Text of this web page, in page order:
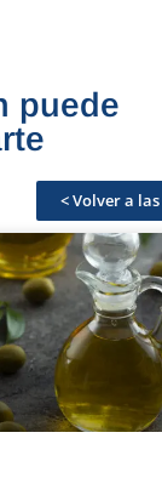
puede
< Volver a